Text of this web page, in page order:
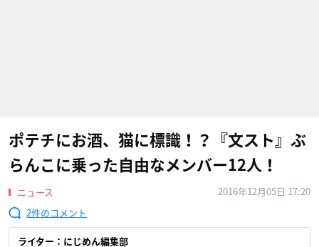
ポテチにお酒、猫に標識！？『文スト』ぶ
らんこに乗った自由なメンバー12人！
ニュース
2016年12月05日 17:20
2
ライター：にじめん編集部